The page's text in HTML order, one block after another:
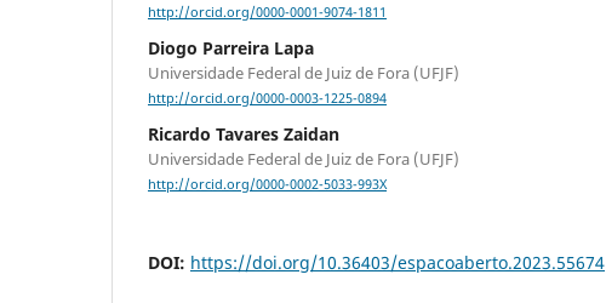
http://orcid.org/0000-0001-9074-1811
Diogo Parreira Lapa
Universidade Federal de Juiz de Fora (UFJF)
http://orcid.org/0000-0003-1225-0894
Ricardo Tavares Zaidan
Universidade Federal de Juiz de Fora (UFJF)
http://orcid.org/0000-0002-5033-993X
DOI: https://doi.org/10.36403/espacoaberto.2023.55674